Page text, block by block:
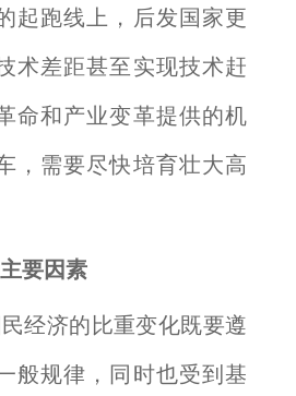
起跑线上，后发国家更
术差距甚至实现技术赶
命和产业变革提供的机
，需要尽快培育壮大高
要因素
经济的比重变化既要遵
般规律，同时也受到基